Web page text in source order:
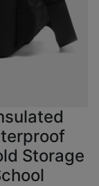
Storage